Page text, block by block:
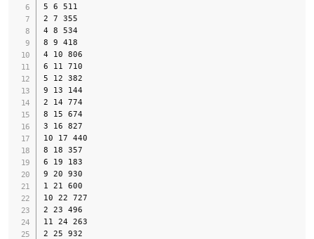
5 6 511
2 7 355
4 8 534
8 9 418
4 10 806
6 11 710
5 12 382
9 13 144
2 14 774
8 15 674
3 16 827
10 17 440
8 18 357
6 19 183
9 20 930
1 21 600
10 22 727
2 23 496
11 24 263
2 25 932